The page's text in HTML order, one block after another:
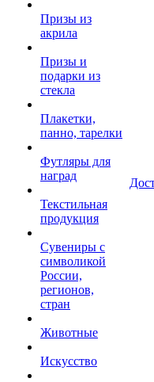
Призы из
акрила
Призы и
подарки из
стекла
Плакетки,
панно, тарелки
Футляры для
наград
Текстильная
продукция
Сувениры с
символикой
России,
регионов,
стран
Животные
Искусство